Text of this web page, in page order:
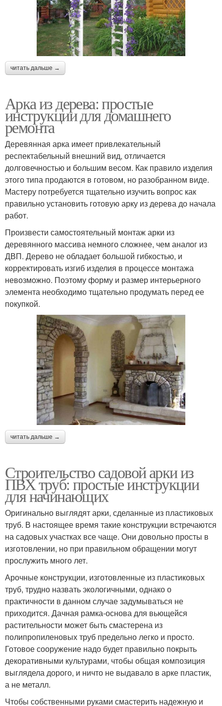
читать дальше →
Арка из дерева: простые
инструкции для домашнего
ремонта
Деревянная арка имеет привлекательный
респектабельный внешний вид, отличается
долговечностью и большим весом. Как правило изделия
этого типа продаются в готовом, но разобранном виде.
Мастеру потребуется тщательно изучить вопрос как
правильно установить готовую арку из дерева до начала
работ.
Произвести самостоятельный монтаж арки из
деревянного массива немного сложнее, чем аналог из
ДВП. Дерево не обладает большой гибкостью, и
корректировать изгиб изделия в процессе монтажа
невозможно. Поэтому форму и размер интерьерного
элемента необходимо тщательно продумать перед ее
покупкой.
читать дальше →
Строительство садовой арки из
ПВХ труб: простые инструкции
для начинающих
Оригинально выглядят арки, сделанные из пластиковых
труб. В настоящее время такие конструкции встречаются
на садовых участках все чаще. Они довольно просты в
изготовлении, но при правильном обращении могут
прослужить много лет.
Арочные конструкции, изготовленные из пластиковых
труб, трудно назвать экологичными, однако о
практичности в данном случае задумываться не
приходится. Дачная рамка-основа для вьющейся
растительности может быть смастерена из
полипропиленовых труб предельно легко и просто.
Готовое сооружение надо будет правильно покрыть
декоративными культурами, чтобы общая композиция
выглядела дорого, и ничто не выдавало в арке пластик,
а не металл.
Чтобы собственными руками смастерить надежную и